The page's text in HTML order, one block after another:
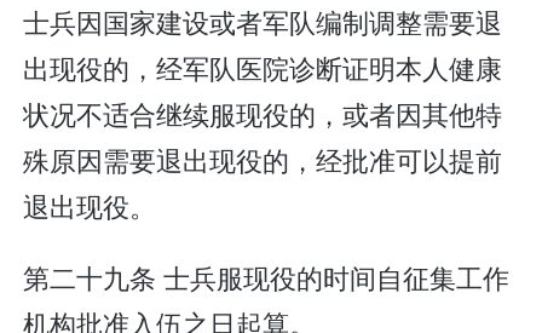
士兵因国家建设或者军队编制调整需要退
出现役的，经军队医院诊断证明本人健康
状况不适合继续服现役的，或者因其他特
殊原因需要退出现役的，经批准可以提前
退出现役。
第二十九条 士兵服现役的时间自征集工作
机构批准入伍之日起算。